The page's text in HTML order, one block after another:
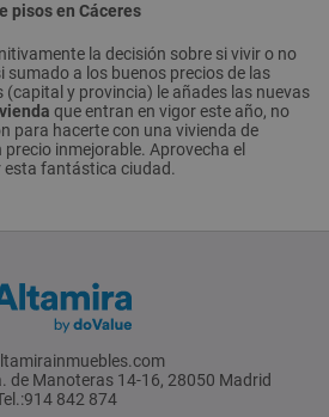
pisos en Cáceres
la decisión sobre si vivir o no
sumado a los buenos precios de las
(capital y provincia) le añades las nuevas
que entran en vigor este año, no
para hacerte con una vivienda de
inmejorable. Aprovecha el
esta fantástica ciudad.
de Manoteras 14-16, 28050 Madrid
842 874